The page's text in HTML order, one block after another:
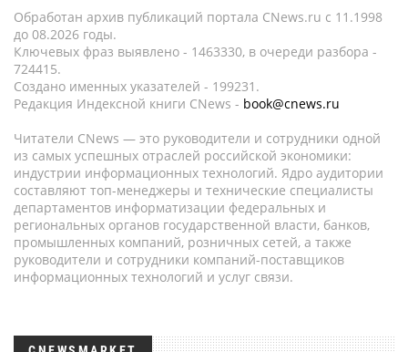
Обработан архив публикаций портала CNews.ru c 11.1998
до 08.2026 годы.
Ключевых фраз выявлено - 1463330, в очереди разбора -
724415.
Создано именных указателей - 199231.
Редакция Индексной книги CNews - book@cnews.ru
Читатели CNews — это руководители и сотрудники одной
из самых успешных отраслей российской экономики:
индустрии информационных технологий. Ядро аудитории
составляют топ-менеджеры и технические специалисты
департаментов информатизации федеральных и
региональных органов государственной власти, банков,
промышленных компаний, розничных сетей, а также
руководители и сотрудники компаний-поставщиков
информационных технологий и услуг связи.